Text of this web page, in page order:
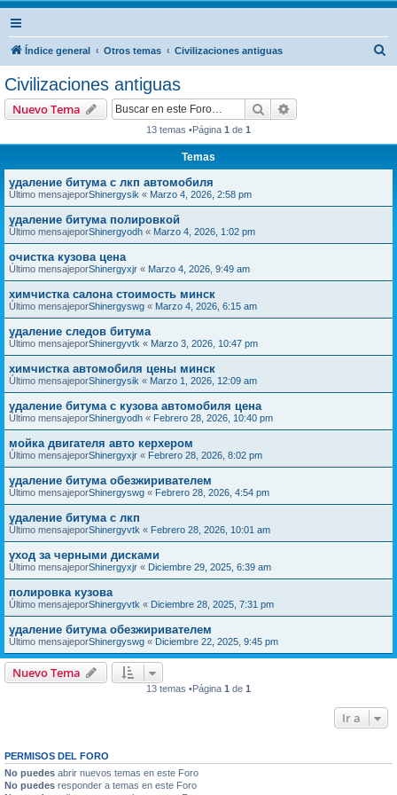
Índice general Otros temas Civilizaciones antiguas
Civilizaciones antiguas
Nuevo Tema Buscar
13 temas •Página 1 de 1
Temas
удаление битума с лкп автомобиля
Último mensajeporShinergysik « Marzo 4, 2026, 2:58 pm
удаление битума полировкой
Último mensajeporShinergyodh « Marzo 4, 2026, 1:02 pm
очистка кузова цена
Último mensajeporShinergyxjr « Marzo 4, 2026, 9:49 am
химчистка салона стоимость минск
Último mensajeporShinergyswg « Marzo 4, 2026, 6:15 am
удаление следов битума
Último mensajeporShinergyvtk « Marzo 3, 2026, 10:47 pm
химчистка автомобиля цены минск
Último mensajeporShinergysik « Marzo 1, 2026, 12:09 am
удаление битума с кузова автомобиля цена
Último mensajeporShinergyodh « Febrero 28, 2026, 10:40 pm
мойка двигателя авто керхером
Último mensajeporShinergyxjr « Febrero 28, 2026, 8:02 pm
удаление битума обезжиривателем
Último mensajeporShinergyswg « Febrero 28, 2026, 4:54 pm
удаление битума с лкп
Último mensajeporShinergyvtk « Febrero 28, 2026, 10:01 am
уход за черными дисками
Último mensajeporShinergyxjr « Diciembre 29, 2025, 6:39 am
полировка кузова
Último mensajeporShinergyvtk « Diciembre 28, 2025, 7:31 pm
удаление битума обезжиривателем
Último mensajeporShinergyswg « Diciembre 22, 2025, 9:45 pm
Nuevo Tema
13 temas •Página 1 de 1
Ir a
PERMISOS DEL FORO
No puedes abrir nuevos temas en este Foro
No puedes responder a temas en este Foro